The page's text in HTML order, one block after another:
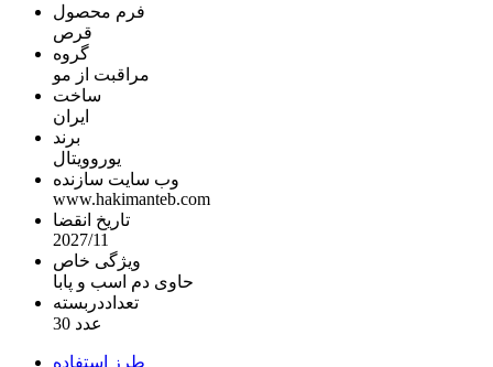
فرم محصول
قرص
گروه
مراقبت از مو
ساخت
ایران
برند
یوروویتال
وب سایت سازنده
www.hakimanteb.com
تاریخ انقضا
2027/11
ویژگی خاص
حاوی دم اسب و پابا
تعداددربسته
30 عدد
طرز استفاده